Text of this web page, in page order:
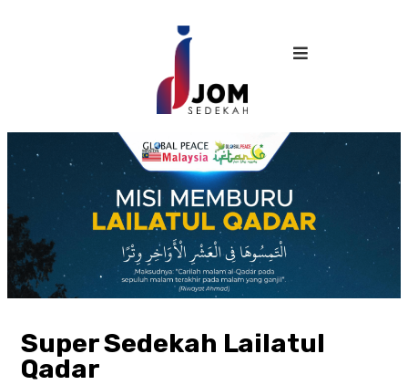
Super Sedekah Lailatul
Qadar